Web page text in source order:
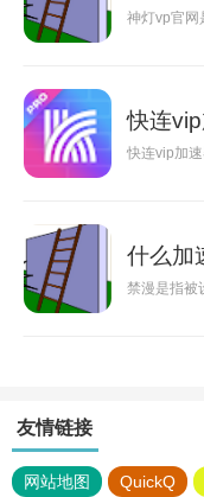
神灯vp官网
快连
快连vip加
什么加
禁漫是指被
友情链接
网站地图 QuickQ